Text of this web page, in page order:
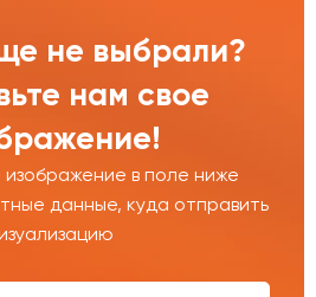
не выбрали?
нам свое
изображение в поле ниже
данные, куда отправить